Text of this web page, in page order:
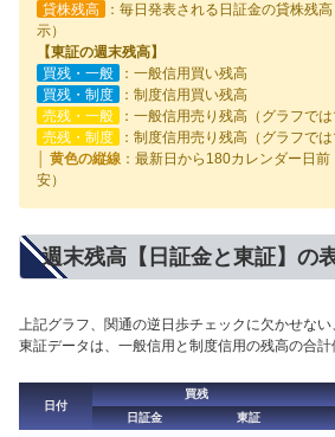
貸株残高
：毎日発表される日証金の貸株残
示）
【東証の週末残高】
買残・一般
：一般信用買い残高
買残・制度
：制度信用買い残高
売残・一般
：一般信用売り残高（グラフでは
売残・制度
：制度信用売り残高（グラフでは
│ 黄色の縦線 ：最新日から180カレンダー日
安）
週末残高【日証金と東証】の
上記グラフ、関通の逆日歩チェックに欠かせない
東証データは、一般信用と制度信用の残高の合計
日付
買残
日証金
東証